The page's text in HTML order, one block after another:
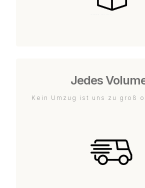
Jedes
Kein Umzug ist uns zu groß